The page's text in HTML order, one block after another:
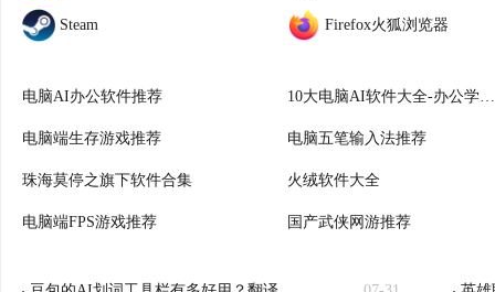
Steam Firefox火狐浏览器
电脑AI办公软件推荐
电脑端生存游戏推荐 电脑五笔输入法推荐
珠海莫停之旗下软件合集 火绒软件大全
电脑端FPS游戏推荐 国产武侠网游推荐